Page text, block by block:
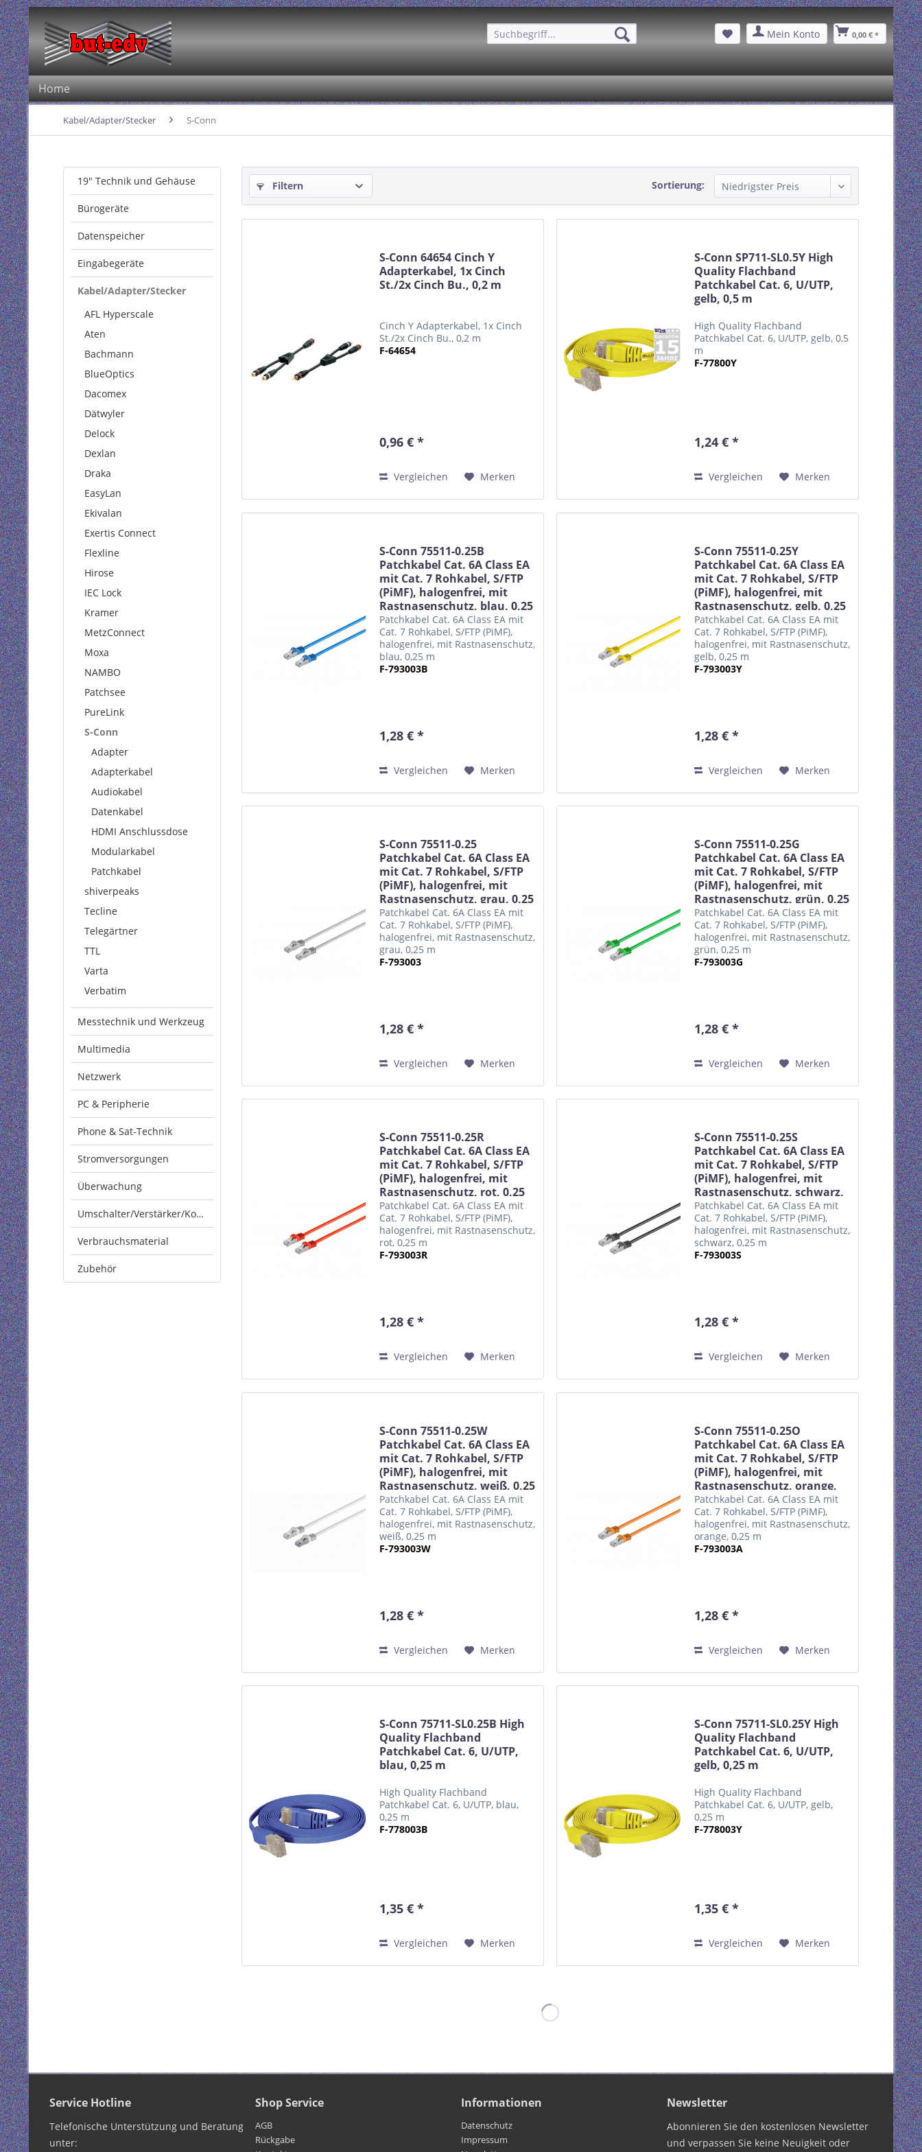
Mein Konto 0,00 € *
Home
Kabel/Adapter/Stecker S-Conn
19" Technik und Gehäuse
Bürogeräte
Datenspeicher
Eingabegeräte
Kabel/Adapter/Stecker
AFL Hyperscale
Aten
Bachmann
BlueOptics
Dacomex
Dätwyler
Delock
Dexlan
Draka
EasyLan
Ekivalan
Exertis Connect
Flexline
Hirose
IEC Lock
Kramer
MetzConnect
Moxa
NAMBO
Patchsee
PureLink
S-Conn
Adapter
Adapterkabel
Audiokabel
Datenkabel
HDMI Anschlussdose
Modularkabel
Patchkabel
shiverpeaks
Tecline
Telegärtner
TTL
Varta
Verbatim
Messtechnik und Werkzeug
Multimedia
Netzwerk
PC & Peripherie
Phone & Sat-Technik
Stromversorgungen
Überwachung
Umschalter/Verstärker/Konverter
Verbrauchsmaterial
Zubehör
Filtern Sortierung:
S-Conn 64654 Cinch Y
Adapterkabel, 1x Cinch
St./2x Cinch Bu., 0,2 m
Cinch Y Adapterkabel, 1x Cinch
St./2x Cinch Bu., 0,2 m
F-64654
0,96 € *
Vergleichen Merken
S-Conn SP711-SL0.5Y High
Quality Flachband
Patchkabel Cat. 6, U/UTP,
gelb, 0,5 m
High Quality Flachband
Patchkabel Cat. 6, U/UTP, gelb, 0,5
m
F-77800Y
1,24 € *
Vergleichen Merken
S-Conn 75511-0.25B
Patchkabel Cat. 6A Class EA
mit Cat. 7 Rohkabel, S/FTP
(PiMF), halogenfrei, mit
Rastnasenschutz, blau, 0,25
m
Patchkabel Cat. 6A Class EA mit
Cat. 7 Rohkabel, S/FTP (PiMF),
halogenfrei, mit Rastnasenschutz,
blau, 0,25 m
F-793003B
1,28 € *
Vergleichen Merken
S-Conn 75511-0.25Y
Patchkabel Cat. 6A Class EA
mit Cat. 7 Rohkabel, S/FTP
(PiMF), halogenfrei, mit
Rastnasenschutz, gelb, 0,25
m
Patchkabel Cat. 6A Class EA mit
Cat. 7 Rohkabel, S/FTP (PiMF),
halogenfrei, mit Rastnasenschutz,
gelb, 0,25 m
F-793003Y
1,28 € *
Vergleichen Merken
S-Conn 75511-0.25
Patchkabel Cat. 6A Class EA
mit Cat. 7 Rohkabel, S/FTP
(PiMF), halogenfrei, mit
Rastnasenschutz, grau, 0,25
m
Patchkabel Cat. 6A Class EA mit
Cat. 7 Rohkabel, S/FTP (PiMF),
halogenfrei, mit Rastnasenschutz,
grau, 0,25 m
F-793003
1,28 € *
Vergleichen Merken
S-Conn 75511-0.25G
Patchkabel Cat. 6A Class EA
mit Cat. 7 Rohkabel, S/FTP
(PiMF), halogenfrei, mit
Rastnasenschutz, grün, 0,25
m
Patchkabel Cat. 6A Class EA mit
Cat. 7 Rohkabel, S/FTP (PiMF),
halogenfrei, mit Rastnasenschutz,
grün, 0,25 m
F-793003G
1,28 € *
Vergleichen Merken
S-Conn 75511-0.25R
Patchkabel Cat. 6A Class EA
mit Cat. 7 Rohkabel, S/FTP
(PiMF), halogenfrei, mit
Rastnasenschutz, rot, 0,25
m
Patchkabel Cat. 6A Class EA mit
Cat. 7 Rohkabel, S/FTP (PiMF),
halogenfrei, mit Rastnasenschutz,
rot, 0,25 m
F-793003R
1,28 € *
Vergleichen Merken
S-Conn 75511-0.25S
Patchkabel Cat. 6A Class EA
mit Cat. 7 Rohkabel, S/FTP
(PiMF), halogenfrei, mit
Rastnasenschutz, schwarz,
0,25 m
Patchkabel Cat. 6A Class EA mit
Cat. 7 Rohkabel, S/FTP (PiMF),
halogenfrei, mit Rastnasenschutz,
schwarz, 0,25 m
F-793003S
1,28 € *
Vergleichen Merken
S-Conn 75511-0.25W
Patchkabel Cat. 6A Class EA
mit Cat. 7 Rohkabel, S/FTP
(PiMF), halogenfrei, mit
Rastnasenschutz, weiß, 0,25
m
Patchkabel Cat. 6A Class EA mit
Cat. 7 Rohkabel, S/FTP (PiMF),
halogenfrei, mit Rastnasenschutz,
weiß, 0,25 m
F-793003W
1,28 € *
Vergleichen Merken
S-Conn 75511-0.25O
Patchkabel Cat. 6A Class EA
mit Cat. 7 Rohkabel, S/FTP
(PiMF), halogenfrei, mit
Rastnasenschutz, orange,
0,25 m
Patchkabel Cat. 6A Class EA mit
Cat. 7 Rohkabel, S/FTP (PiMF),
halogenfrei, mit Rastnasenschutz,
orange, 0,25 m
F-793003A
1,28 € *
Vergleichen Merken
S-Conn 75711-SL0.25B High
Quality Flachband
Patchkabel Cat. 6, U/UTP,
blau, 0,25 m
High Quality Flachband
Patchkabel Cat. 6, U/UTP, blau,
0,25 m
F-778003B
1,35 € *
Vergleichen Merken
S-Conn 75711-SL0.25Y High
Quality Flachband
Patchkabel Cat. 6, U/UTP,
gelb, 0,25 m
High Quality Flachband
Patchkabel Cat. 6, U/UTP, gelb,
0,25 m
F-778003Y
1,35 € *
Vergleichen Merken
Service Hotline
Telefonische Unterstützung und Beratung
unter:
Shop Service
AGB
Rückgabe
Informationen
Datenschutz
Impressum
Newsletter
Abonnieren Sie den kostenlosen Newsletter
und verpassen Sie keine Neuigkeit oder